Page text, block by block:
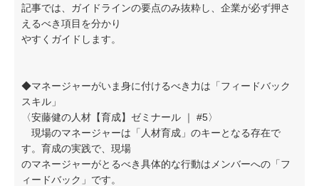
記事では、ガイドラインの要点のみ抜粋し、企業が必ず押さ
えるべき項目を分かり
やすくガイドします。
◆マネージャーがいま身に付けるべき力は「フィードバック
スキル」
〈安藤健の人材【育成】ゼミナール ｜ #5〉
現場のマネージャーは「人材育成」のキーとなる存在で
す。育成の実践で、現場
のマネージャーがとるべき具体的な行動はメンバーへの「フ
ィードバック」です。